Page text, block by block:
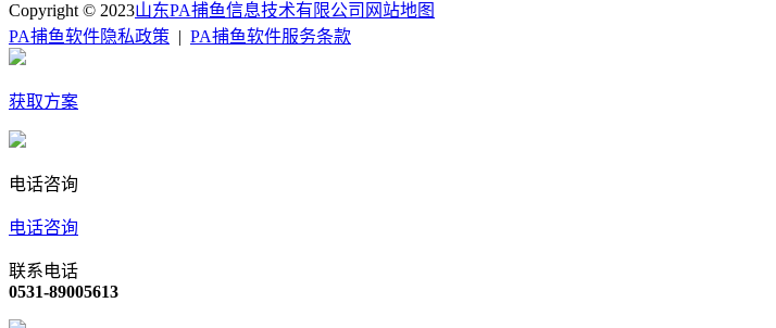
Copyright © 2023山东PA捕鱼信息技术有限公司 网站地图
PA捕鱼软件隐私政策
PA捕鱼软件服务条款
获取方案
电话咨询
电话咨询
联系电话
0531-89005613